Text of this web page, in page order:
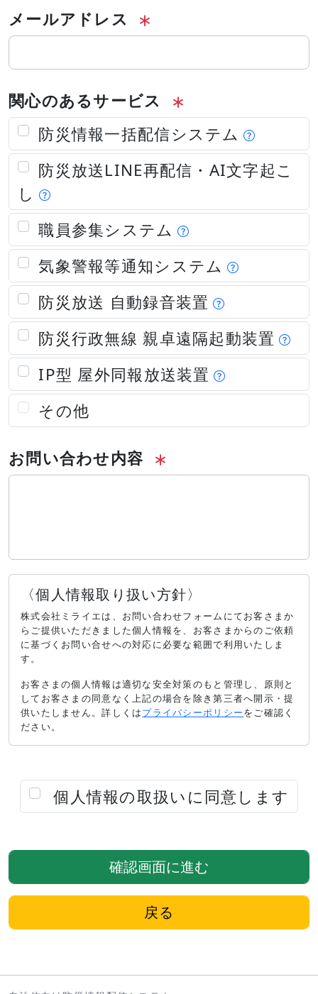
メールアドレス
関心のあるサービス
防災情報一括配信システム
防災放送LINE再配信・AI文字起こ
し
職員参集システム
気象警報等通知システム
防災放送 自動録音装置
防災行政無線 親卓遠隔起動装置
IP型 屋外同報放送装置
その他
お問い合わせ内容
〈個人情報取り扱い方針〉
株式会社ミライエは、お問い合わせフォームにてお客さまか
らご提供いただきました個人情報を、お客さまからのご依頼
に基づくお問い合せへの対応に必要な範囲で利用いたしま
す。
お客さまの個人情報は適切な安全対策のもと管理し、原則と
してお客さまの同意なく上記の場合を除き第三者へ開示・提
供いたしません。詳しくはプライバシーポリシーをご確認く
ださい。
個人情報の取扱いに同意します
確認画面に進む
戻る